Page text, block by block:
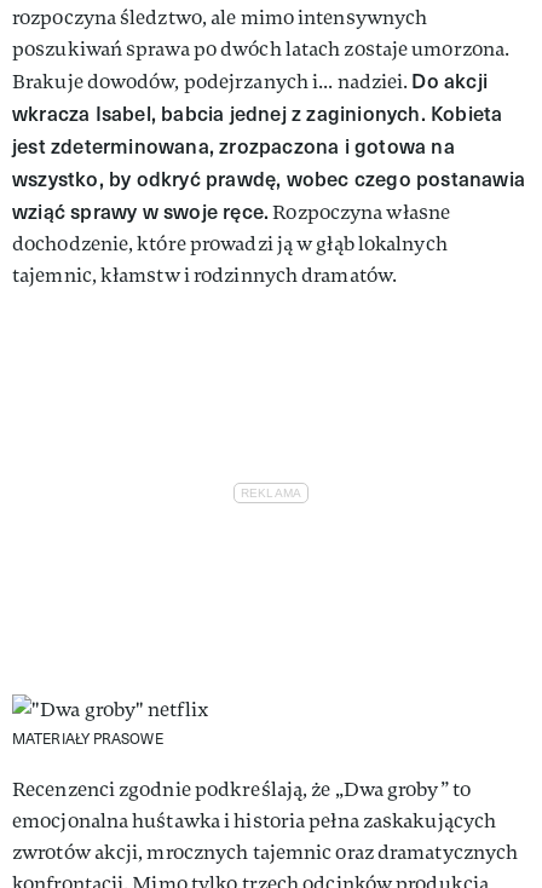
rozpoczyna śledztwo, ale mimo intensywnych
poszukiwań sprawa po dwóch latach zostaje umorzona.
Brakuje dowodów, podejrzanych i... nadziei. Do akcji
wkracza Isabel, babcia jednej z zaginionych. Kobieta
jest zdeterminowana, zrozpaczona i gotowa na
wszystko, by odkryć prawdę, wobec czego postanawia
wziąć sprawy w swoje ręce.Rozpoczyna własne
dochodzenie, które prowadzi ją w głąb lokalnych
tajemnic, kłamstw i rodzinnych dramatów.
MATERIAŁY PRASOWE
Recenzenci zgodnie podkreślają, że „Dwa groby” to
emocjonalna huśtawka i historia pełna zaskakujących
zwrotów akcji, mrocznych tajemnic oraz dramatycznych